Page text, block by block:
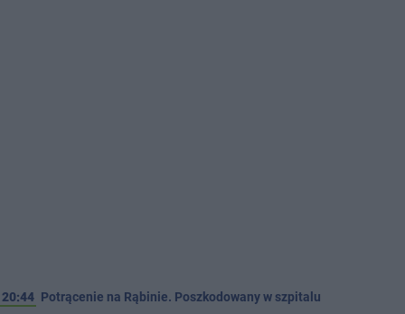
20:44 Potrącenie na Rąbinie. Poszkodowany w szpitalu